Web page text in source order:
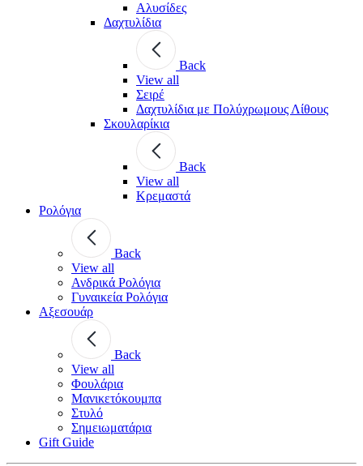
Αλυσίδες
Δαχτυλίδια
Back
View all
Σειρέ
Δαχτυλίδια με Πολύχρωμους Λίθους
Σκουλαρίκια
Back
View all
Κρεμαστά
Ρολόγια
Back
View all
Ανδρικά Ρολόγια
Γυναικεία Ρολόγια
Αξεσουάρ
Back
View all
Φουλάρια
Μανικετόκουμπα
Στυλό
Σημειωματάρια
Gift Guide